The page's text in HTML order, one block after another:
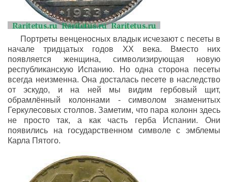
Портреты венценосных владык исчезают с песеты в
начале тридцатых годов ХХ века. Вместо них
появляется женщина, символизирующая новую
республиканскую Испанию. Но одна сторона песеты
всегда неизменна. Она досталась песете в наследство
от эскудо, и на ней мы видим гербовый щит,
обрамлённый колоннами - символом знаменитых
Геркулесовых столпов. Заметим, что пара колонн здесь
не просто так, а как часть герба Испании. Они
появились на государственном символе с эмблемы
Карла Пятого.